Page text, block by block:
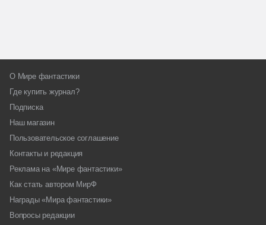
О Мире фантастики
Где купить журнал?
Подписка
Наш магазин
Пользовательское соглашение
Контакты и редакция
Реклама на «Мире фантастики»
Как стать автором МирФ
Награды «Мира фантастики»
Вопросы редакции